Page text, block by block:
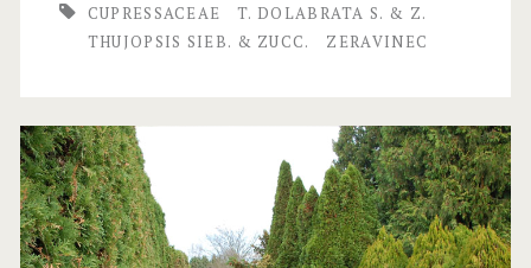
o
s
S
CUPRESSACEAE
T. DOLABRATA S. & Z.
THUJOPSIS SIEB. & ZUCC.
ZERAVINEC